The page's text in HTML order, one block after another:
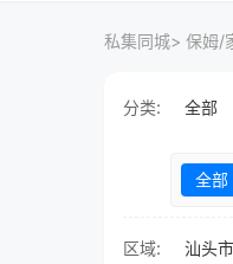
私集同城> 保姆/
分类: 全部
全部
区域: 汕头